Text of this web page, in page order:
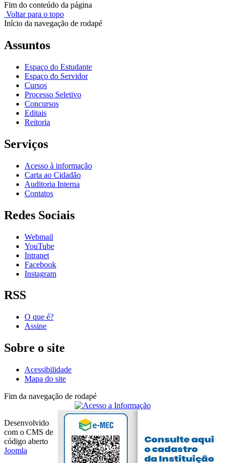
Fim do conteúdo da página
Voltar para o topo
Início da navegação de rodapé
Assuntos
Espaço do Estudante
Espaço do Servidor
Cursos
Processo Seletivo
Concursos
Editais
Reitoria
Serviços
Acesso à informação
Carta ao Cidadão
Auditoria Interna
Contatos
Redes Sociais
Webmail
YouTube
Intranet
Facebook
Instagram
RSS
O que é?
Assine
Sobre o site
Acessibilidade
Mapa do site
Fim da navegação de rodapé
Desenvolvido
com o CMS de
código aberto
Joomla